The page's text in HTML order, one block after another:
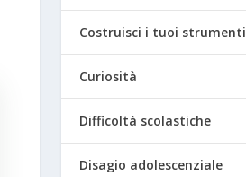
Costruisci i tuoi strumenti
Curiosità
Difficoltà scolastiche
Disagio adolescenziale